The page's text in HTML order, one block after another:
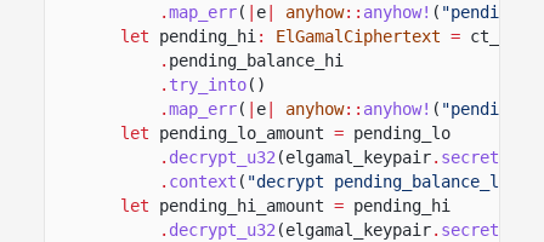
.map_err( e anyhow:: anyhow! (
let
pending_hi : ElGamalCiphertext =
. pending_balance_hi
. try_into()
.map_err( e anyhow:: anyhow! (
let
pending_lo_amount = pending_lo
. decrypt_u32 (elgamal_keypair. secret
. context ( "decrypt pending_balance_lo"
let
pending_hi_amount = pending_hi
. decrypt_u32 (elgamal_keypair. secret